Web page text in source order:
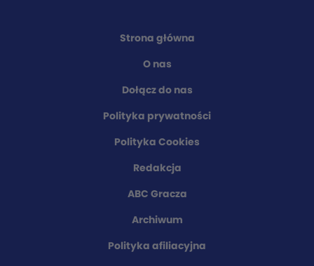
Strona główna
O nas
Dołącz do nas
Polityka prywatności
Polityka Cookies
Redakcja
ABC Gracza
Archiwum
Polityka afiliacyjna